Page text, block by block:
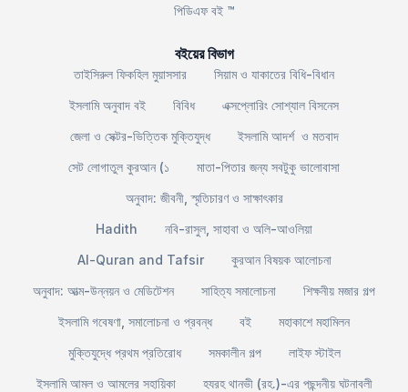
পিডিএফ বই ™
বইয়ের বিভাগ
তাইসিরুল ফিকহিল মুয়াসসার
সিয়াম ও যাকাতের বিধি-বিধান
ইসলামি অনুবাদ বই
বিবিধ
এক্সপ্লোরিং সোশ্যাল বিসনেস
জেলা ও সেক্টর-ভিত্তিক মুক্তিযুদ্ধ
ইসলামি আদর্শ ও মতবাদ
সেট লোগাতুল কুরআন (১
মাতা-পিতার জন্য সবটুকু ভালোবাসা
অনুবাদ: জীবনী, স্মৃতিচারণ ও সাক্ষাৎকার
Hadith
নবি-রাসুল, সাহাবা ও অলি-আওলিয়া
Al-Quran and Tafsir
কুরআন বিষয়ক আলোচনা
অনুবাদ: আত্ম-উন্নয়ন ও মেডিটেশন
সাহিত্য সমালোচনা
শিক্ষনীয় মজার গল্প
ইসলামি গবেষণা, সমালোচনা ও প্রবন্ধ
বই
মহাকাশে মহামিলন
মুক্তিযুদ্ধে প্রথম প্রতিরোধ
সমকালীন গল্প
লাইফ স্টাইল
ইসলামি আমল ও আমলের সহায়িকা
হযরহ থানভী (রহ.)-এর পছন্দনীয় ঘটনাবলী